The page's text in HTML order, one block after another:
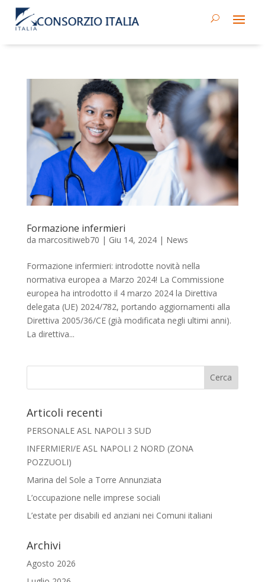
Formazione infermieri
da marcositiweb70 | Giu 14, 2024| News
Formazione infermieri: introdotte novità nella
normativa europea a Marzo 2024! La Commissione
europea ha introdotto il 4 marzo 2024 la Direttiva
delegata (UE) 2024/782, portando aggiornamenti alla
Direttiva 2005/36/CE (già modificata negli ultimi anni).
La direttiva...
Articoli recenti
PERSONALE ASL NAPOLI 3 SUD
INFERMIERI/E ASL NAPOLI 2 NORD (ZONA
POZZUOLI)
Marina del Sole a Torre Annunziata
L’occupazione nelle imprese sociali
L’estate per disabili ed anziani nei Comuni italiani
Archivi
Agosto 2026